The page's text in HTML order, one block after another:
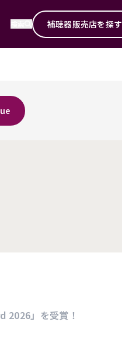
補聴器販売店を探す
2026」を受賞！